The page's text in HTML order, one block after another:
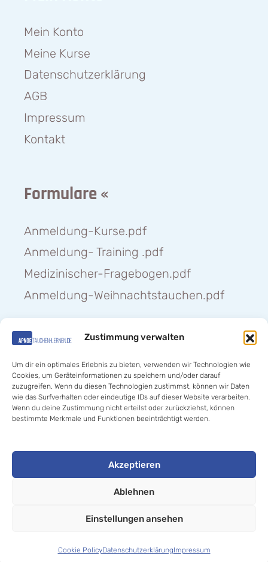
Zustimmung verwalten
Um dir ein optimales Erlebnis zu bieten, verwenden wir Technologien wie
Cookies, um Geräteinformationen zu speichern und/oder darauf
zuzugreifen. Wenn du diesen Technologien zustimmst, können wir Daten
wie das Surfverhalten oder eindeutige IDs auf dieser Website verarbeiten.
Wenn du deine Zustimmung nicht erteilst oder zurückziehst, können
bestimmte Merkmale und Funktionen beeinträchtigt werden.
Akzeptieren
Ablehnen
Einstellungen ansehen
Cookie PolicyDatenschutzerklärungImpressum
Mein Konto
Meine Kurse
Datenschutzerklärung
AGB
Impressum
Kontakt
Formulare «
Anmeldung-Kurse.pdf
Anmeldung- Training .pdf
Medizinischer-Fragebogen.pdf
Anmeldung-Weihnachtstauchen.pdf
Hilfe «
© 2020-2025 Jan Thomas Kalz //
Apnoetauchen- lernen.de. All rights reserved.